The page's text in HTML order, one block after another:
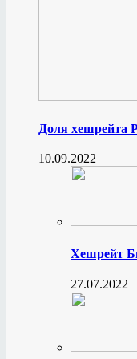
Доля хешрейта
10.09.2022
Хешрейт
27.07.2022